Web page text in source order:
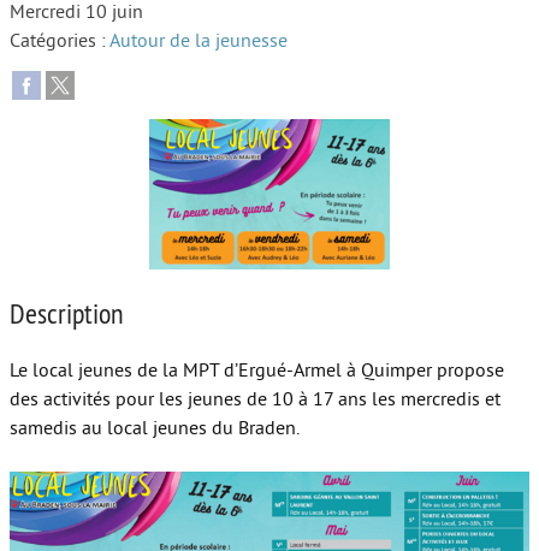
Autour de la jeunesse
Protéger les enfants
Face au handicap
Face au deuil
Aide aux parents
Mercredi 10 juin
Catégories :Autour de la jeunesse
Description
Le local jeunes de la MPT d’Ergué-Armel à Quimper propose
des activités pour les jeunes de 10 à 17 ans les mercredis et
samedis au local jeunes du Braden.